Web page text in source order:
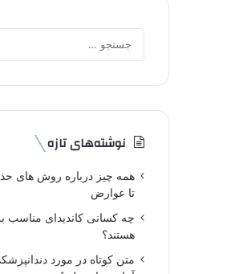
نوشته‌های تازه
همه چیز درباره روش های
تا عوارض
چه کسانی کاندیدای مناسب
هستند؟